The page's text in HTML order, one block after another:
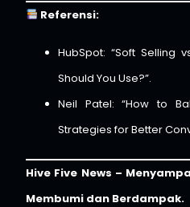
Referensi:
HubSpot: “Soft Selling
Should You Use?”.
Neil Patel: “How to
Strategies for Better
Hive Five News –
Membumi dan Berdampak.